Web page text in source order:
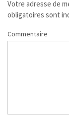
Votre adresse de
obligatoires sont
Commentaire